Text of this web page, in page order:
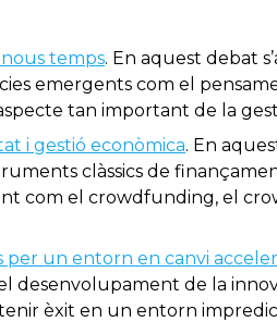
temps. En aquest debat
emergents com el
tan important de la
i gestió econòmica. En
clàssics de
com el crowdfunding, el
un entorn en canvi
desenvolupament de la
èxit en un entorn